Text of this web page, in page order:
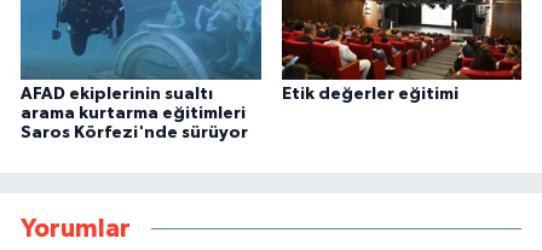
AFAD ekiplerinin sualtı
arama kurtarma eğitimleri
Saros Körfezi'nde sürüyor
Etik değerler eğitimi
Yorumlar